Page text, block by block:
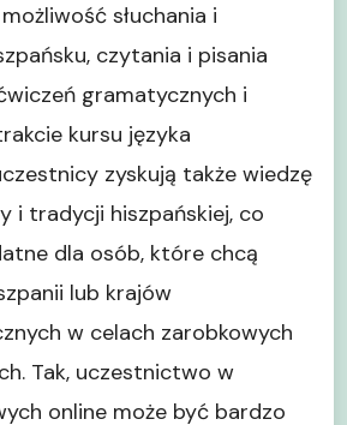
słuchania i
czytania i pisania
gramatycznych i
kursu języka
zyskują także wiedzę
i tradycji hiszpańskiej, co
dla osób, które chcą
lub krajów
w celach zarobkowych
Tak, uczestnictwo w
online może być bardzo